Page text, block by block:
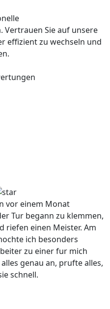
Vertrauen Sie auf unsere
effizient zu wechseln und
vor einem Monat
Tur begann zu klemmen,
riefen einen Meister. Am
ich besonders
zu einer fur mich
genau an, prufte alles,
schnell.